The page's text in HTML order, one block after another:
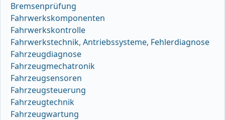
Bremsenprüfung
Fahrwerkskomponenten
Fahrwerkskontrolle
Fahrwerkstechnik, Antriebssysteme, Fehlerdiagnose
Fahrzeugdiagnose
Fahrzeugmechatronik
Fahrzeugsensoren
Fahrzeugsteuerung
Fahrzeugtechnik
Fahrzeugwartung